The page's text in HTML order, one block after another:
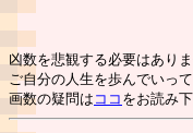
凶数を悲観する必要はあり
ご自分の人生を歩んでいって
画数の疑問は ココ をお読み下